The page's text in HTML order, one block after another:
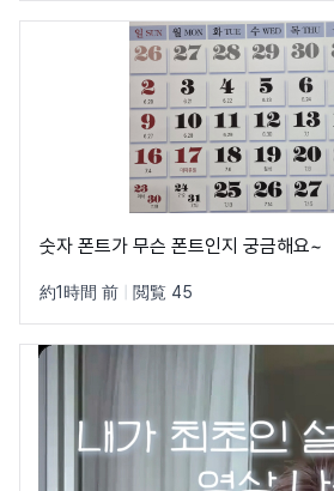
숫자 폰트가 무슨 폰트인지 궁금해요~
約1時間 前 閲覧 45